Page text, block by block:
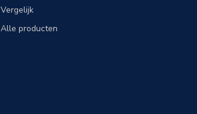
Vergelijk
Alle producten